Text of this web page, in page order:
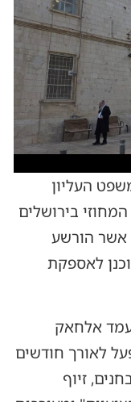
העליון
בירושלים
אשר הורשע
לאספקת
אלחאק
לאורך חודשים
זיוף